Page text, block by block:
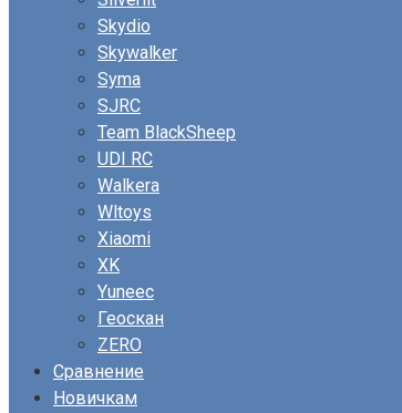
Skydio
Skywalker
Syma
SJRC
Team BlackSheep
UDI RC
Walkera
Wltoys
Xiaomi
XK
Yuneec
Геоскан
ZERO
Сравнение
Новичкам